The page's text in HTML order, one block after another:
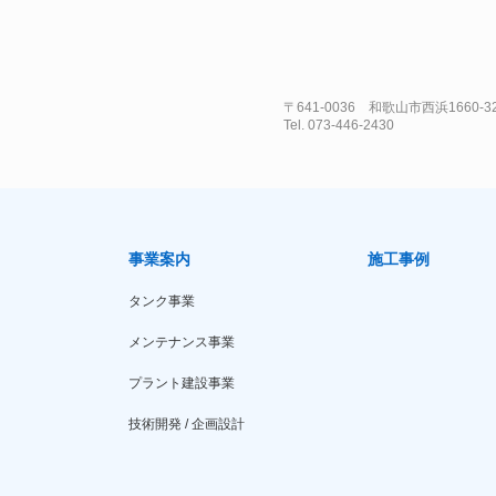
〒641-0036 和歌山市西浜1660-
Tel. 073-446-2430
事業案内
タンク事業
メンテナンス事業
プラント建設事業
技術開発 / 企画設計
施工事例